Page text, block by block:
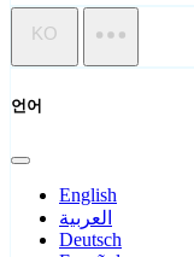
KO
언어
English
العربية
Deutsch